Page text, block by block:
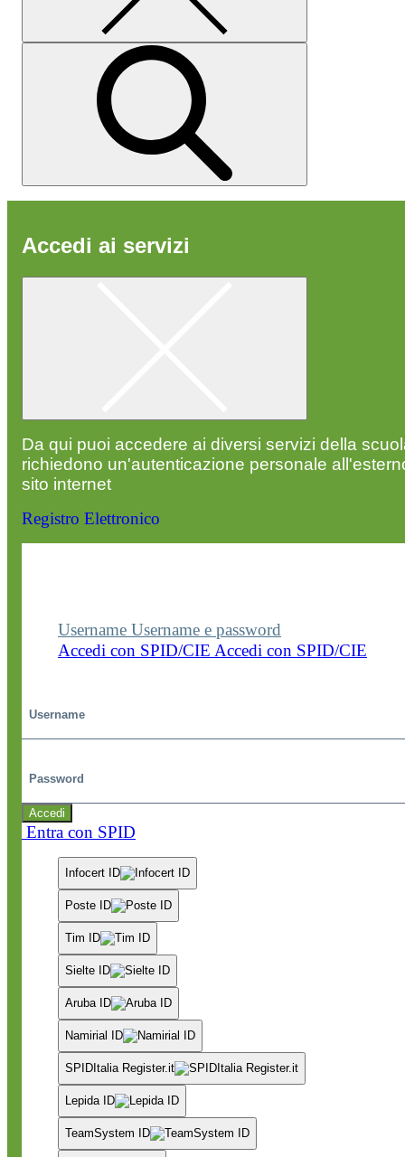
Accedi ai servizi
Da qui puoi accedere ai diversi servizi della
richiedono un'autenticazione personale
sito internet
Registro Elettronico
Username Username e password
Accedi con SPID/CIE Accedi con SPID/CIE
Accedi
Entra con SPID
Infocert ID
Poste ID
Tim ID
Sielte ID
Aruba ID
Namirial ID
SPIDItalia Register.it
Lepida ID
TeamSystem ID